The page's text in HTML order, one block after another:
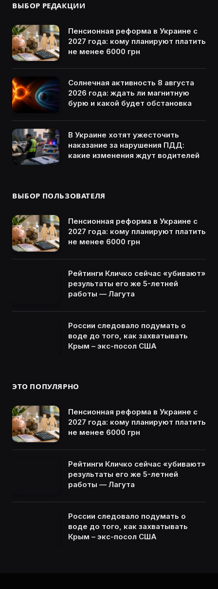
ВЫБОР РЕДАКЦИИ
Пенсионная реформа в Украине с
2027 года: кому планируют платить
не менее 6000 грн
Солнечная активность 8 августа
2026 года: ждать ли магнитную
бурю и какой будет обстановка
В Украине хотят ужесточить
наказание за нарушения ПДД:
какие изменения ждут водителей
ВЫБОР ПОЛЬЗОВАТЕЛЯ
Пенсионная реформа в Украине с
2027 года: кому планируют платить
не менее 6000 грн
Рейтинги Кличко сейчас «убивают»
результаты его же 5-летней
работы — Лагута
России следовало подумать о
воде до того, как захватывать
Крым – экс-посол США
ЭТО ПОПУЛЯРНО
Пенсионная реформа в Украине с
2027 года: кому планируют платить
не менее 6000 грн
Рейтинги Кличко сейчас «убивают»
результаты его же 5-летней
работы — Лагута
России следовало подумать о
воде до того, как захватывать
Крым – экс-посол США